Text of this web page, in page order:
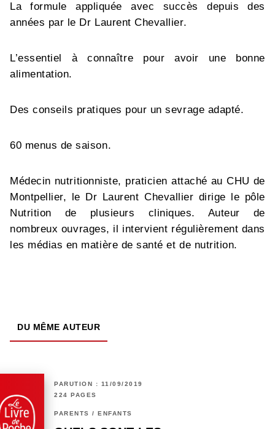
La formule appliquée avec succès depuis des
années par le Dr Laurent Chevallier.
L’essentiel à connaître pour avoir une bonne
alimentation.
Des conseils pratiques pour un sevrage adapté.
60 menus de saison.
Médecin nutritionniste, praticien attaché au CHU de
Montpellier, le Dr Laurent Chevallier dirige le pôle
Nutrition de plusieurs cliniques. Auteur de
nombreux ouvrages, il intervient régulièrement dans
les médias en matière de santé et de nutrition.
DU MÊME AUTEUR
PARUTION : 11/09/2019
224 PAGES
PARENTS / ENFANTS